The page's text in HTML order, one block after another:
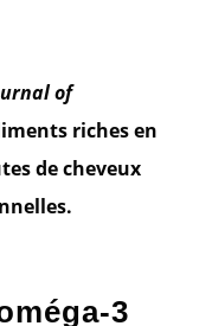
of
riches en
de cheveux
3